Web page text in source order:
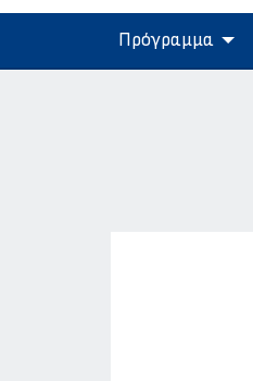
Πρόγραμμα